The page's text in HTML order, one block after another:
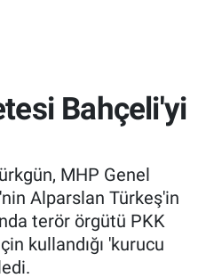
Bahçeli'yi
MHP Genel
Alparslan Türkeş'in
terör örgütü PKK
kullandığı 'kurucu
ve Fikstür